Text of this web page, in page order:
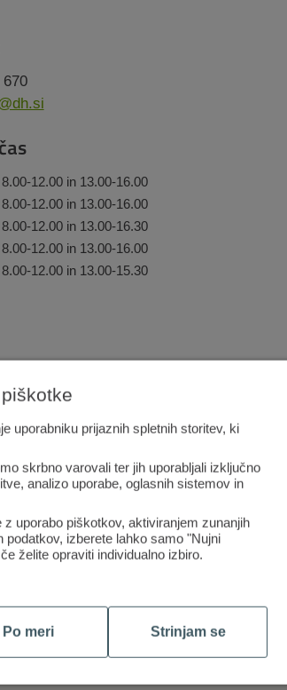
670
8.00-12.00 in 13.00-16.00
8.00-12.00 in 13.00-16.00
8.00-12.00 in 13.00-16.30
8.00-12.00 in 13.00-16.00
8.00-12.00 in 13.00-15.30
uporabniku prijaznih spletnih storitev, ki
skrbno varovali ter jih uporabljali izključno
analizo uporabe, oglasnih sistemov in
uporabo piškotkov, aktiviranjem zunanjih
izberete lahko samo "Nujni
želite opraviti individualno izbiro.
Po meri Strinjam se